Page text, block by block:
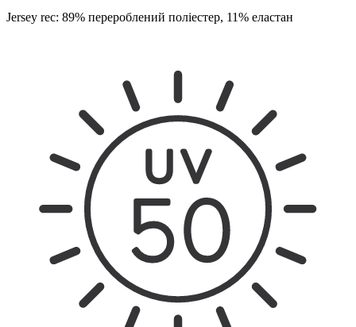
Jersey rec: 89% перероблений поліестер, 11% еластан